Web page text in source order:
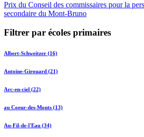
Prix du Conseil des commissaires pour la
secondaire du Mont-Bruno
Filtrer par écoles primaires
Albert-Schweitzer (16)
Antoine-Girouard (21)
Arc-en-ciel (22)
au Coeur-des-Monts (13)
Au-Fil-de-l'Eau (34)